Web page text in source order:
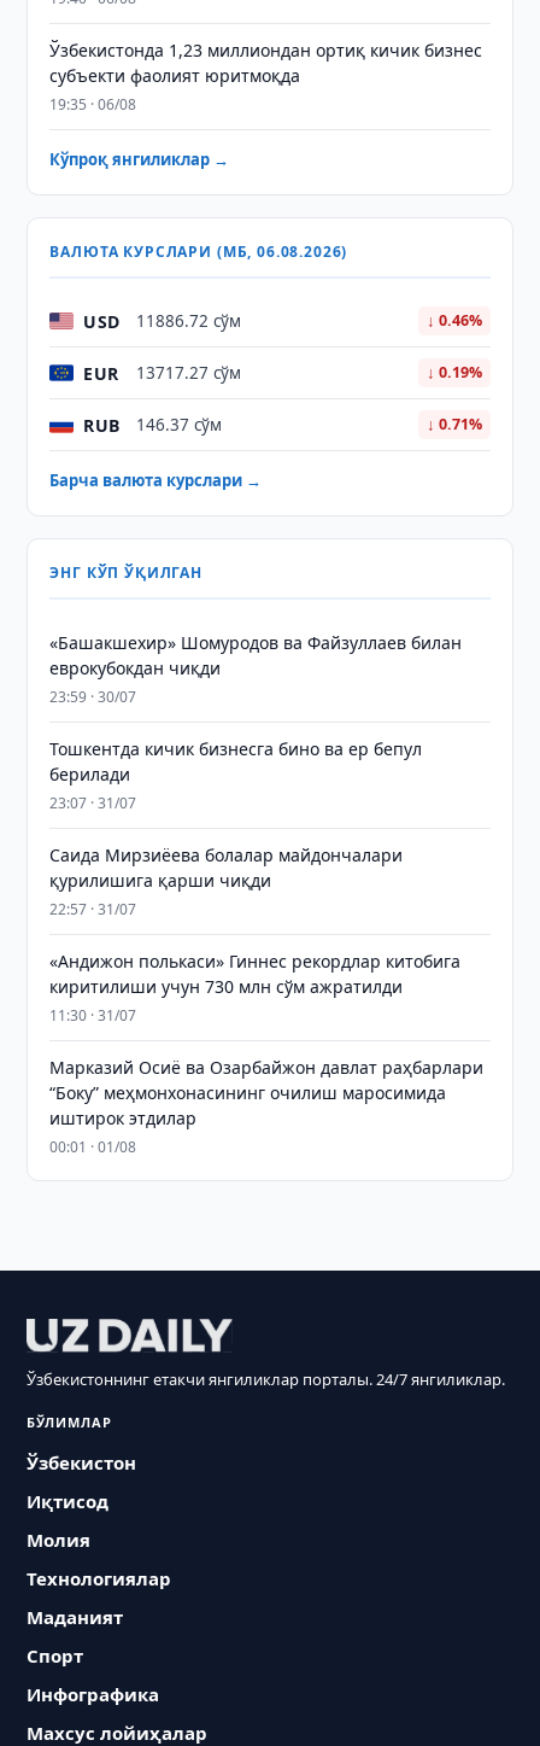
Ўзбекистонда 1,23 миллиондан ортиқ кичик бизнес
субъекти фаолият юритмоқда
19:35 · 06/08
Кўпроқ янгиликлар →
ВАЛЮТА КУРСЛАРИ (МБ, 06.08.2026)
USD 11886.72 сўм ↓ 0.46%
EUR 13717.27 сўм ↓ 0.19%
RUB 146.37 сўм ↓ 0.71%
Барча валюта курслари →
ЭНГ КЎП ЎҚИЛГАН
«Башакшехир» Шомуродов ва Файзуллаев билан
еврокубокдан чиқди
23:59 · 30/07
Тошкентда кичик бизнесга бино ва ер бепул
берилади
23:07 · 31/07
Саида Мирзиёева болалар майдончалари
қурилишига қарши чиқди
22:57 · 31/07
«Андижон полькаси» Гиннес рекордлар китобига
киритилиши учун 730 млн сўм ажратилди
11:30 · 31/07
Марказий Осиё ва Озарбайжон давлат раҳбарлари
“Боку” меҳмонхонасининг очилиш маросимида
иштирок этдилар
00:01 · 01/08
Ўзбекистоннинг етакчи янгиликлар порталы. 24/7 янгиликлар.
БЎЛИМЛАР
Ўзбекистон
Иқтисод
Молия
Технологиялар
Маданият
Спорт
Инфографика
Махсус лойиҳалар